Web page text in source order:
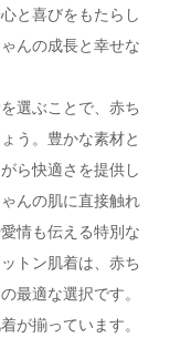
と喜びをもたらし
んの成長と幸せな
選ぶことで、赤ち
う。豊かな素材と
ら快適さを提供し
んの肌に直接触れ
情も伝える特別な
トン肌着は、赤ち
最適な選択です。
が揃っています。